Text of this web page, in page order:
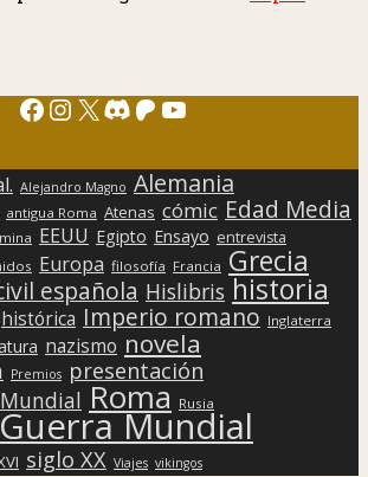
Facebook
Instagram
X Discord
Patreon
YouTube
Alejandro Magno Alemania
antigua Roma Atenas cómic Edad Media
EEUU Egipto Ensayo entrevista
Europa filosofía Francia Grecia
española Hislibris historia
histórica Imperio romano Inglaterra
nazismo novela
Premios presentación
Roma Rusia
Mundial
siglo XX Viajes vikingos